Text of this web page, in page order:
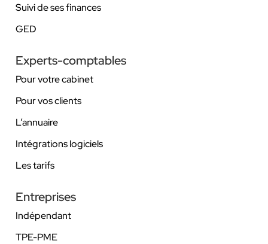
Suivi de ses finances
GED
Experts-comptables
Pour votre cabinet
Pour vos clients
L’annuaire
Intégrations logiciels
Les tarifs
Entreprises
Indépendant
TPE-PME